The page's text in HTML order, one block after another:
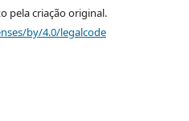
pela criação original.
by/4.0/legalcode